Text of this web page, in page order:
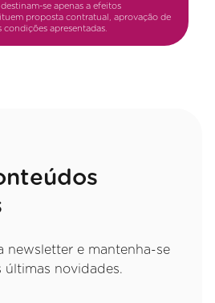
se apenas a efeitos
proposta contratual, aprovação de
apresentadas.
newsletter e mantenha-se
últimas novidades.